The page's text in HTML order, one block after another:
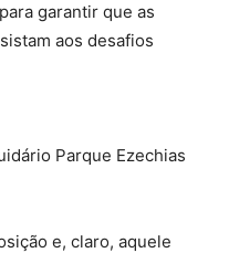
garantir que as
aos desafios
Parque Ezechias
e, claro, aquele